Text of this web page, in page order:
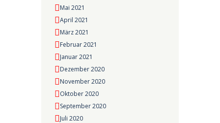
Mai 2021
April 2021
März 2021
Februar 2021
Januar 2021
Dezember 2020
November 2020
Oktober 2020
September 2020
Juli 2020